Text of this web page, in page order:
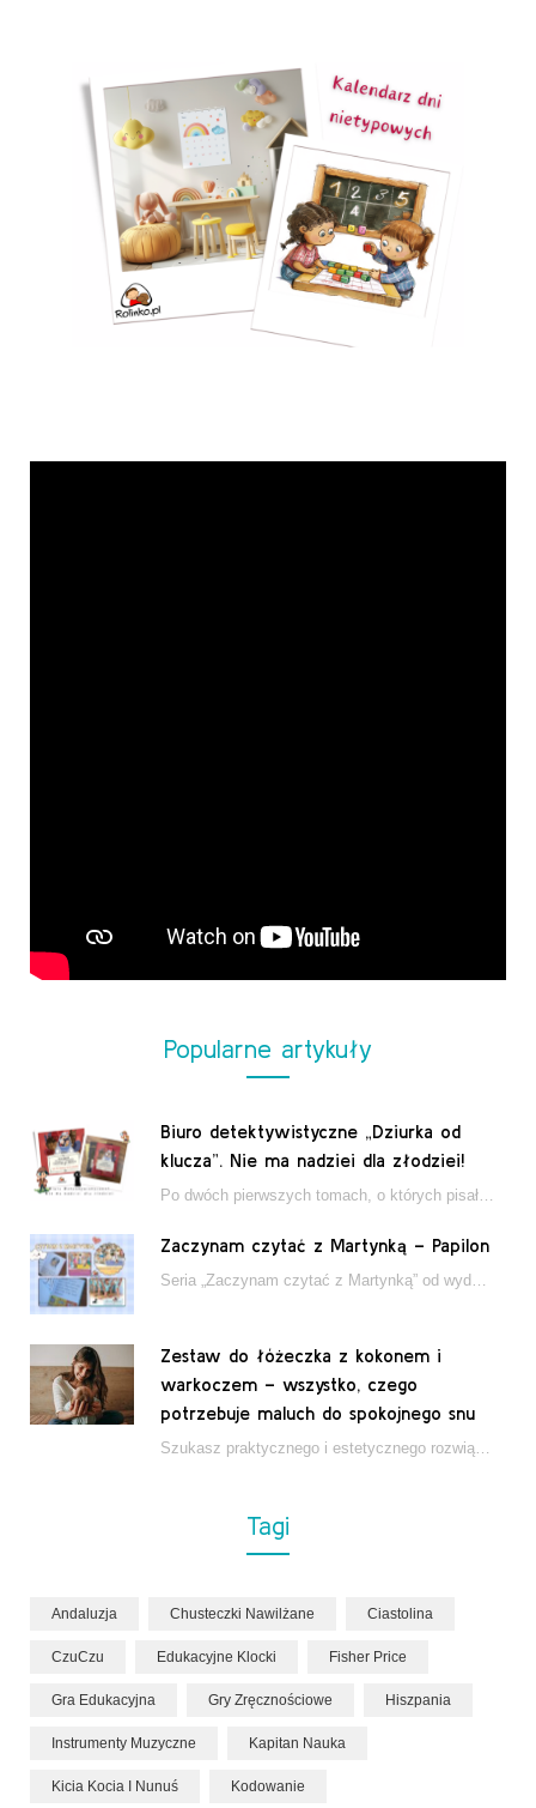
Popularne artykuły
Biuro detektywistyczne „Dziurka od
klucza”. Nie ma nadziei dla złodziei!
Po dwóch pierwszych tomach, o których pisałam tutaj, które wciągnęły nas w świat młodych detektywów…
Zaczynam czytać z Martynką – Papilon
Seria „Zaczynam czytać z Martynką” od wydawnictwa Papilon to estetycznie wydane książki wspierające dzieci w…
Zestaw do łóżeczka z kokonem i
warkoczem – wszystko, czego
potrzebuje maluch do spokojnego snu
Szukasz praktycznego i estetycznego rozwiązania do łóżeczka niemowlęcia? Zestaw z kokonem i warkoczem zapewnia wygodę,…
Tagi
Andaluzja Chusteczki Nawilżane Ciastolina
CzuCzu Edukacyjne Klocki Fisher Price
Gra Edukacyjna Gry Zręcznościowe Hiszpania
Instrumenty Muzyczne Kapitan Nauka
Kicia Kocia I Nunuś Kodowanie